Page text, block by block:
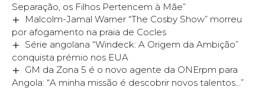
Separação, os Filhos Pertencem à Mãe”
Malcolm-Jamal Warner “The Cosby Show” morreu
por afogamento na praia de Cocles
Série angolana “Windeck: A Origem da Ambição”
conquista prémio nos EUA
GM da Zona 5 é o novo agente da ONErpm para
Angola: “A minha missão é descobrir novos talentos…”